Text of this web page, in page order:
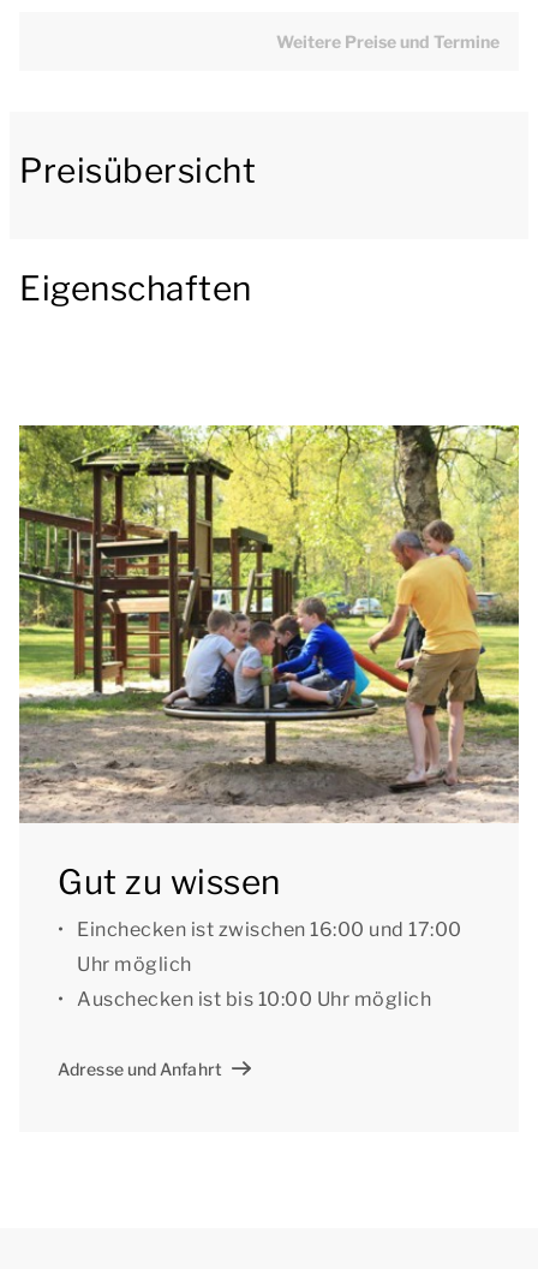
einem Kühlschrank mit Gefrierfach, einer Senseo-
Der Bungalow verfügt über 1 Schlafzimmer und 1
Badewanne mit Dusche und ein Waschbecken. Es
Ladestation für Ihr Elektrofahrrad ausgestattet.
Der Bungalow verfügt über einen eingezäunten
Garten mit einer möblierten Terrasse, die nach Süden
ausgerichtet ist. Parkmöglichkeiten gibt es auf dem
zentralen Parkplatz des Parks.
Weitere Preise und Termine
Preisübersicht
Eigenschaften
Gut zu wissen
Einchecken ist zwischen 16:00 und 17:00
Uhr möglich
Auschecken ist bis 10:00 Uhr möglich
Adresse und Anfahrt